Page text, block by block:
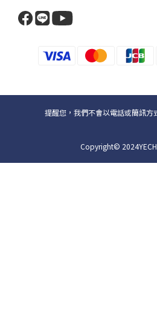
提醒您，我們不會以電話或簡訊方
Copyright©